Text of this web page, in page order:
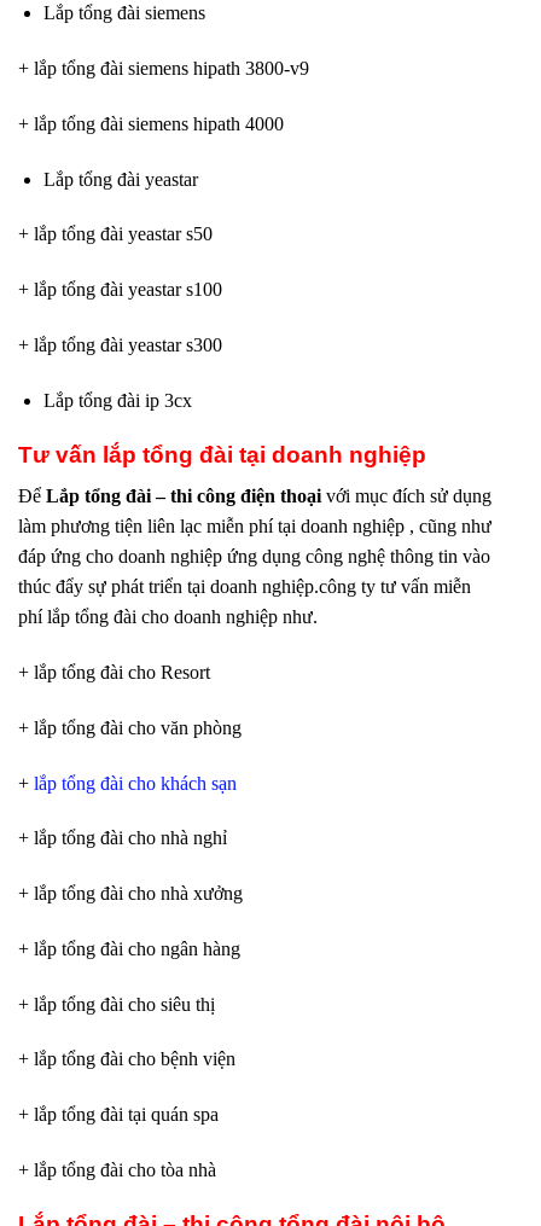
Lắp tổng đài siemens
+ lắp tổng đài siemens hipath 3800-v9
+ lắp tổng đài siemens hipath 4000
Lắp tổng đài yeastar
+ lắp tổng đài yeastar s50
+ lắp tổng đài yeastar s100
+ lắp tổng đài yeastar s300
Lắp tổng đài ip 3cx
Tư vấn lắp tổng đài tại doanh nghiệp
Để Lắp tổng đài – thi công điện thoại với mục đích sử dụng
làm phương tiện liên lạc miễn phí tại doanh nghiệp , cũng như
đáp ứng cho doanh nghiệp ứng dụng công nghệ thông tin vào
thúc đẩy sự phát triển tại doanh nghiệp.công ty tư vấn miễn
phí lắp tổng đài cho doanh nghiệp như.
+ lắp tổng đài cho Resort
+ lắp tổng đài cho văn phòng
+ lắp tổng đài cho khách sạn
+ lắp tổng đài cho nhà nghỉ
+ lắp tổng đài cho nhà xưởng
+ lắp tổng đài cho ngân hàng
+ lắp tổng đài cho siêu thị
+ lắp tổng đài cho bệnh viện
+ lắp tổng đài tại quán spa
+ lắp tổng đài cho tòa nhà